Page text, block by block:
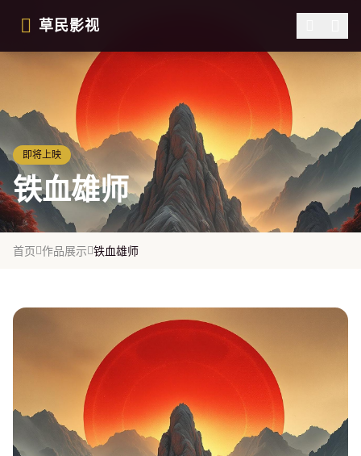
草民影视
即将上映
铁血雄师
首页 作品展示 铁血雄师